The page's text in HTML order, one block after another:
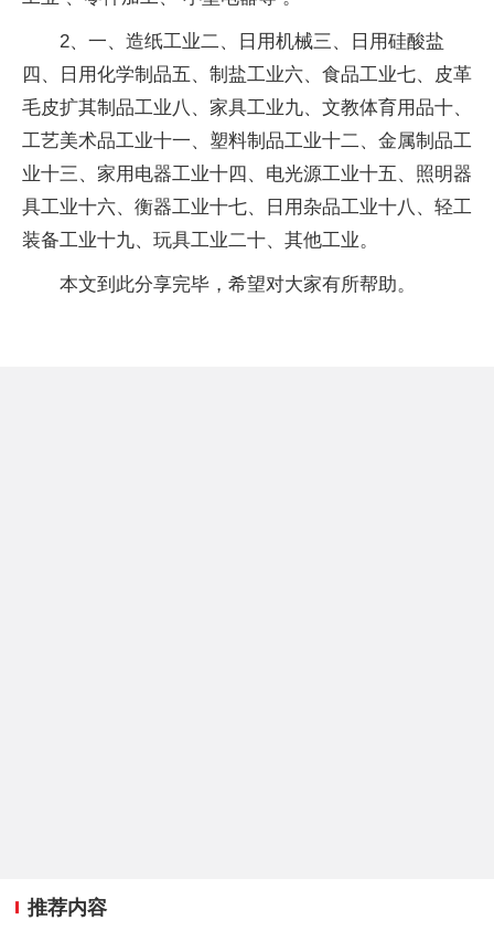
2、一、造纸工业二、日用机械三、日用硅酸盐
四、日用化学制品五、制盐工业六、食品工业七、皮革
毛皮扩其制品工业八、家具工业九、文教体育用品十、
工艺美术品工业十一、塑料制品工业十二、金属制品工
业十三、家用电器工业十四、电光源工业十五、照明器
具工业十六、衡器工业十七、日用杂品工业十八、轻工
装备工业十九、玩具工业二十、其他工业。
本文到此分享完毕，希望对大家有所帮助。
推荐内容